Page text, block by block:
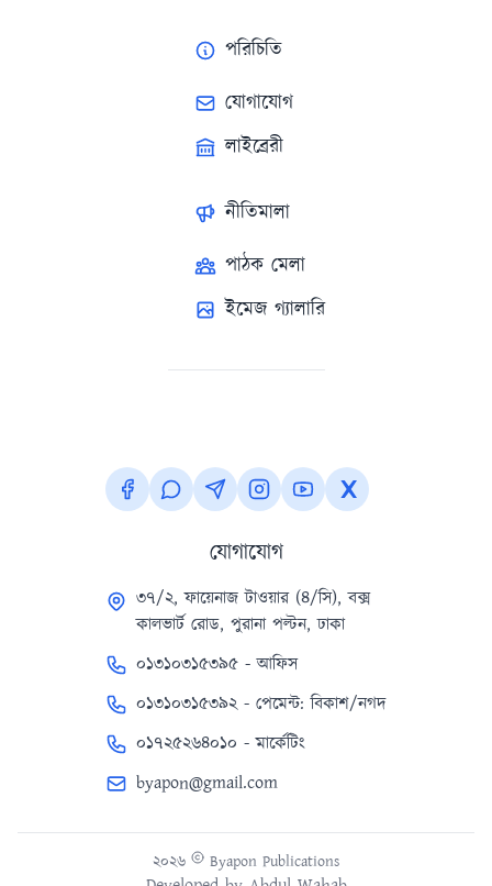
পরিচিতি
যোগাযোগ
লাইব্রেরী
নীতিমালা
পাঠক মেলা
ইমেজ গ্যালারি
যোগাযোগ
৩৭/২, ফায়েনাজ টাওয়ার (৪/সি), বক্স
কালভার্ট রোড, পুরানা পল্টন, ঢাকা
০১৩১০৩১৫৩৯৫ - আফিস
০১৩১০৩১৫৩৯২ - পেমেন্ট: বিকাশ/নগদ
০১৭২৫২৬৪০১০ - মার্কেটিং
byapon@gmail.com
২০২৬ Byapon Publications